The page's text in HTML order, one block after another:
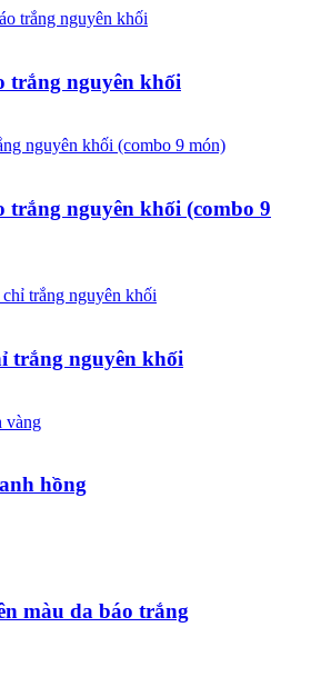
trắng nguyên khối
trắng nguyên khối (combo 9
trắng nguyên khối
hồng
màu da báo trắng